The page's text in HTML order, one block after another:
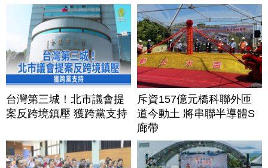
台灣第三城！北市議會提
案反跨境鎮壓 獲跨黨支持
斥資157億元橋科聯外匝
道今動土 將串聯半導體S
廊帶